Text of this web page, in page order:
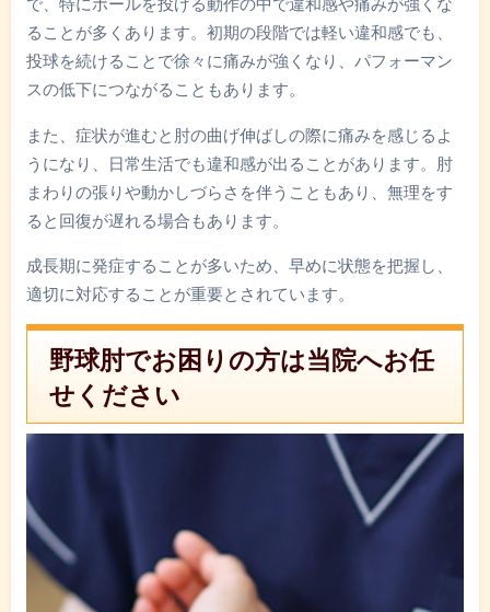
ることが多くあります。初期の段階では軽い違和感でも、
投球を続けることで徐々に痛みが強くなり、パフォーマン
スの低下につながることもあります。
また、症状が進むと肘の曲げ伸ばしの際に痛みを感じるよ
うになり、日常生活でも違和感が出ることがあります。肘
まわりの張りや動かしづらさを伴うこともあり、無理をす
ると回復が遅れる場合もあります。
成長期に発症することが多いため、早めに状態を把握し、
適切に対応することが重要とされています。
野球肘でお困りの方は当院へお任
せください